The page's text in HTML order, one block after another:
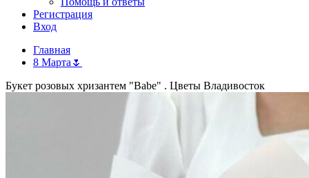
Регистрация
Вход
Главная
8 Марта🌷
Букет розовых хризантем "Babe" . Цветы Владивосток